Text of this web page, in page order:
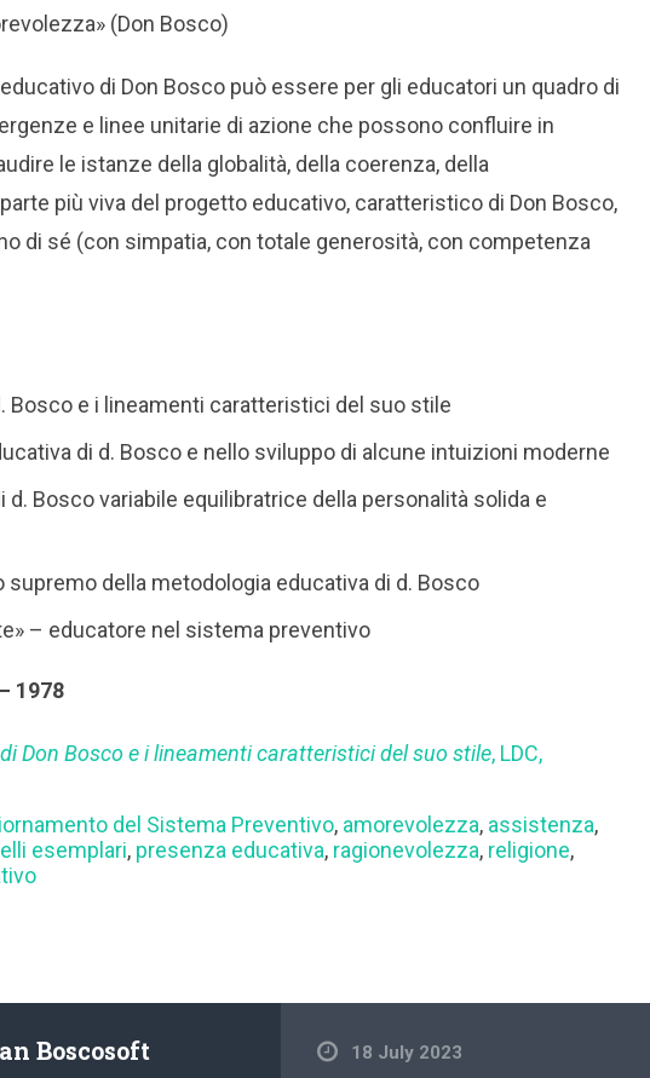
(Don Bosco)
di Don Bo­sco può essere per gli educatori un quadro di
e linee unitarie di azione che possono confluire in
le istanze della globalità, della coerenza, della
più viva del progetto educativo, caratteristico di Don Bosco,
di sé (con simpatia, con totale generosità, con competenza
Bosco e i lineamenti caratteristici del suo stile
di d. Bosco e nello sviluppo di alcune intuizioni moderne
d. Bosco variabile equilibratrice della personalità solida e
supremo della metodologia educativa di d. Bosco
– educatore nel sistema preventivo
1978
Don Bosco e i lineamenti caratteristici del suo stile, LDC,
del Sistema Preventivo, amorevolezza, assistenza,
esemplari, presenza educativa, ragionevolezza, religione,
Boscosoft
18 July 2023